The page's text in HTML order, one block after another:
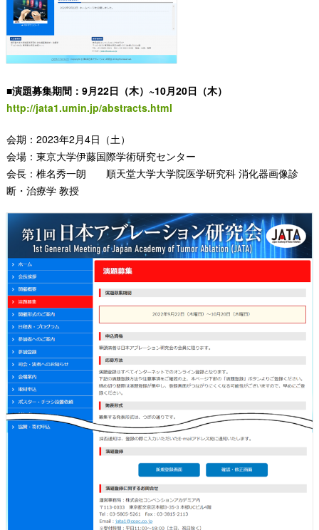
■演題募集期間：9月22日（木）~10月20日（木）
http://jata1.umin.jp/abstracts.html
会期：2023年2月4日（土）
会場：東京大学伊藤国際学術研究センター
会長：椎名秀一朗 順天堂大学大学院医学研究科 消化器画像診
断・治療学 教授